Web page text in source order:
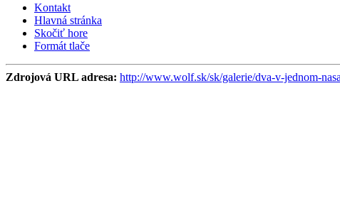
Kontakt
Hlavná stránka
Skočiť hore
Formát tlače
Zdrojová URL adresa: http://www.wolf.sk/sk/galerie/dva-v-jednom-